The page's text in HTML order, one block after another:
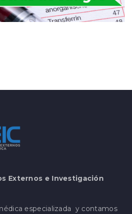
Externos e Investigación
especializada y contamos